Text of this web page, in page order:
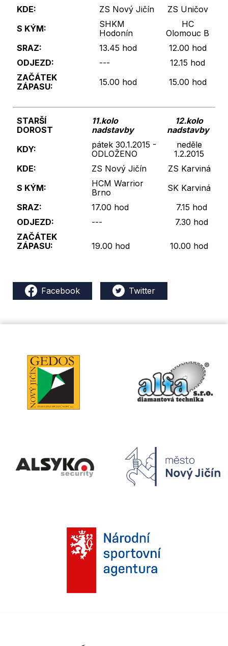
KDE:
ZS Nový Jičín
ZS Uničov
S KÝM:
SHKM
Hodonín
HC
Olomouc B
SRAZ:
13.45 hod
12.00 hod
ODJEZD:
---
12.15 hod
ZAČÁTEK
ZÁPASU:
15.00 hod 15.00 hod
STARŠÍ
DOROST
11.kolo
nadstavby
12.kolo
nadstavby
KDY:
pátek 30.1.2015 -
ODLOŽENO
neděle
1.2.2015
KDE:
ZS Nový Jičín
ZS Karviná
S KÝM:
HCM Warrior
Brno
SK Karviná
SRAZ:
17.00 hod
7.15 hod
ODJEZD:
---
7.30 hod
ZAČÁTEK
ZÁPASU:
19.00 hod 10.00 hod
Facebook Twitter